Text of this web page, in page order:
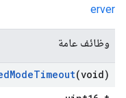
erver
وظائف عامة
ModeTimeout(void)